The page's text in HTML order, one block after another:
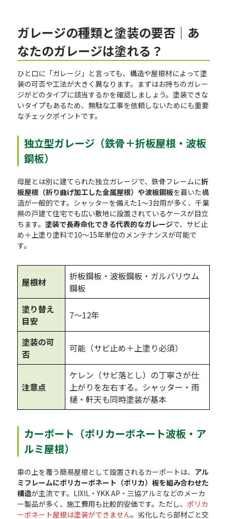
ガレージの種類と塗装の要否｜あ
なたのガレージは塗れる？
ひと口に「ガレージ」と言っても、構造や屋根材によって塗
装の可否や工法が大きく異なります。まずはお持ちのガレー
ジがどのタイプに該当するかを確認しましょう。塗装できな
いタイプもあるため、無駄な工事を依頼しないためにも重要
なチェックポイントです。
独立型ガレージ（鉄骨＋折板屋根・波板
鋼板）
母屋とは別に建てられた独立ガレージで、鉄骨フレームに折
板屋根（折り曲げ加工した金属屋根）や波板鋼板を葺いた構
造が一般的です。シャッターを備えた1〜3台用が多く、千葉
県の戸建て住宅でも広い敷地に設置されているケースが目立
ちます。 塗装で長寿命化できる代表的なガレージで、サビ止
め＋上塗り塗料で10〜15年単位のメンテナンスが可能で
す。
屋根材
折板鋼板・波板鋼板・ガルバリウム
鋼板
塗り替え
目安
7〜12年
塗装の可
否
可能（サビ止め＋上塗り必須）
注意点
ケレン（サビ落とし）の丁寧さが仕
上がりを左右する。シャッター・雨
樋・軒天も同時塗装が基本
カーポート（ポリカーボネート波板・ア
ルミ屋根）
車の上を覆う簡易屋根として設置されるカーポートは、 アル
ミフレームにポリカーボネート（ポリカ）板を組み合わせた
構造が主流です。LIXIL・YKK AP・三協アルミなどのメーカ
ー製品が多く、施工費用も比較的安価です。ただし、 ポリカ
ーボネート屋根は塗装ができません。劣化したら部材ごと交